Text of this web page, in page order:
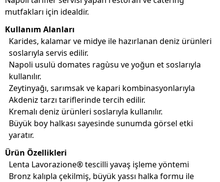
mutfakları için idealdir.
Kullanım Alanları
Karides, kalamar ve midye ile hazırlanan deniz ürünleri
soslarıyla servis edilir.
Napoli usulü domates ragùsu ve yoğun et soslarıyla
kullanılır.
Zeytinyağı, sarımsak ve kapari kombinasyonlarıyla
Akdeniz tarzı tariflerinde tercih edilir.
Kremalı deniz ürünleri soslarıyla kullanılır.
Büyük boy halkası sayesinde sunumda görsel etki
yaratır.
Ürün Özellikleri
Lenta Lavorazione® tescilli yavaş işleme yöntemi
Bronz kalıpla çekilmiş, büyük yassı halka formu ile